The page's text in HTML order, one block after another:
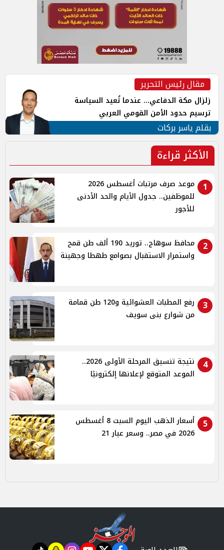
مقال رئيس التحرير
زلزال مكة الدفاعي... عندما تُعيد السياسة
ترسيم حدود الأمن القومي العربي
بقلم ياسر بركات
الأكثر قراءة
1
موعد صرف مرتبات أغسطس 2026
للموظفين.. جدول الأيام والحد الأدنى
للأجور
2
محافظ سوهاج.. توريد 190 ألف طن قمح
واستمرار الاستقبال بصوامع طهطا وجهينة
3
رفع المطبات العشوائية و120 طن قمامة
من شوارع بنى سويف
4
نتيجة تنسيق المرحلة الأولى 2026..
الموعد المتوقع لإعلانها إلكترونيًا
5
أسعار الذهب اليوم السبت 8 أغسطس
2026 في مصر.. وسعر عيار 21